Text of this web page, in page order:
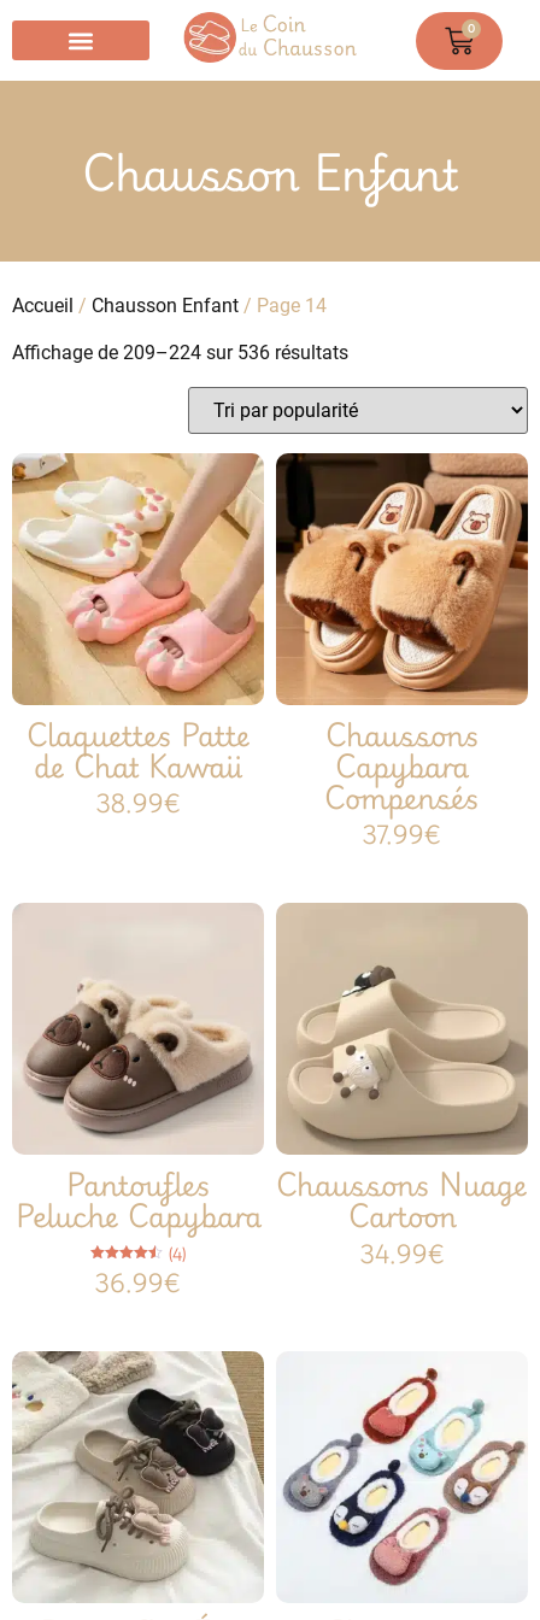
0
Chausson Enfant
Accueil / Chausson Enfant / Page 14
Affichage de 209–224 sur 536 résultats
Claquettes Patte
de Chat Kawaii
38.99€
Chaussons
Capybara
Compensés
37.99€
Pantoufles
Peluche Capybara
Note
4.50
sur 5
(4)
36.99€
Chaussons Nuage
Cartoon
34.99€